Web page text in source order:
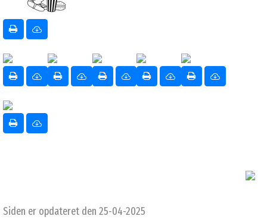
Siden er opdateret den 25-04-2025